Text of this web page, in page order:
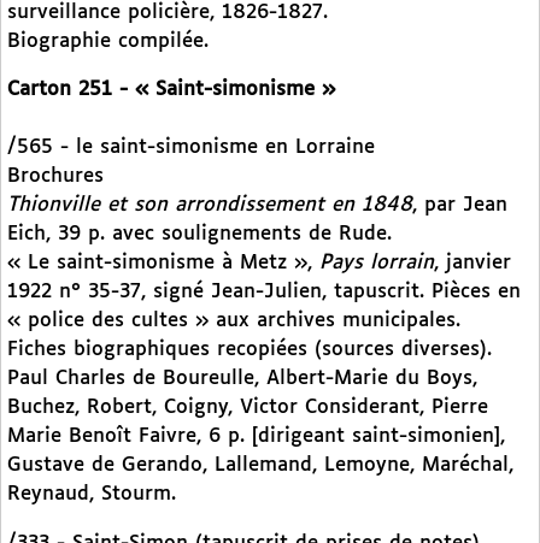
surveillance policière, 1826-1827.
Biographie compilée.
Carton 251 - « Saint-simonisme »
/565 - le saint-simonisme en Lorraine
Brochures
Thionville et son arrondissement en 1848, par Jean
Eich, 39 p. avec soulignements de Rude.
« Le saint-simonisme à Metz », Pays lorrain, janvier
1922 n° 35-37, signé Jean-Julien, tapuscrit. Pièces en
« police des cultes » aux archives municipales.
Fiches biographiques recopiées (sources diverses).
Paul Charles de Boureulle, Albert-Marie du Boys,
Buchez, Robert, Coigny, Victor Considerant, Pierre
Marie Benoît Faivre, 6 p. [dirigeant saint-simonien],
Gustave de Gerando, Lallemand, Lemoyne, Maréchal,
Reynaud, Stourm.